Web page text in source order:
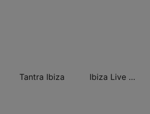
Tantra Ibiza Ibiza Live Radio